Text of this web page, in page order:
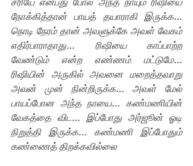
நோக்கித்தான் பாயத் தயாராகி இருக்க…
நொடி நேரம் தான் அவளுக்கே அவள் வேகம்
எதிர்பாராதாது… ரிஷியை காப்பாற்ற
வேண்டும் என்ற எண்ணம் மட்டுமே…
ரிஷியின் அருகில் அவனை மறைத்தவாறு
அவன் முன் நின்றிருக்க… அவள் மேல்
பாயப்போன அந்த நாயை… கண்மணியின்
வேகத்தை விட… இப்போது அர்ஜூன் ஓடி
நிறுத்தி இருக்க… கண்மணி இப்போதும்
கண்ணைத் திறக்கவில்லை